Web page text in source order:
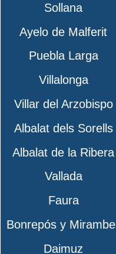
Sollana
Ayelo de Malferit
Puebla Larga
Villalonga
Villar del Arzobispo
Albalat dels Sorells
Albalat de la Ribera
Vallada
Faura
Bonrepós y Mirambell
Daimuz